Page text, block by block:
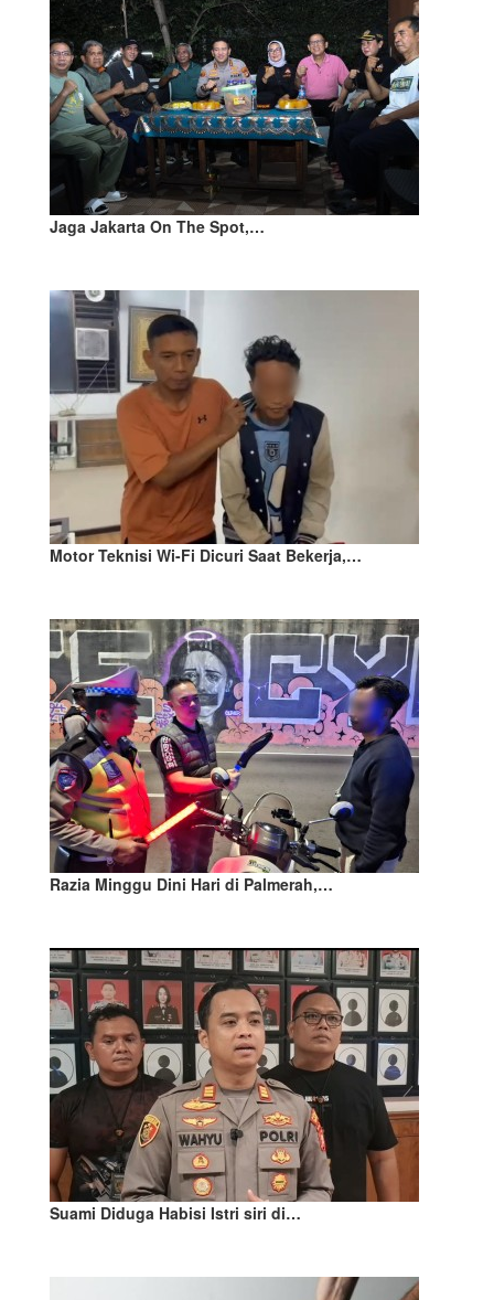
Jaga Jakarta On The Spot,…
Motor Teknisi Wi-Fi Dicuri Saat Bekerja,…
Razia Minggu Dini Hari di Palmerah,…
Suami Diduga Habisi Istri siri di…